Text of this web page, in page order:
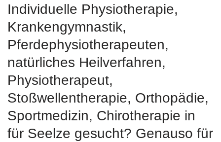
Individuelle Physiotherapie,
Krankengymnastik,
Pferdephysiotherapeuten,
natürliches Heilverfahren,
Physiotherapeut,
Stoßwellentherapie, Orthopädie,
Sportmedizin, Chirotherapie in
für Seelze gesucht? Genauso für